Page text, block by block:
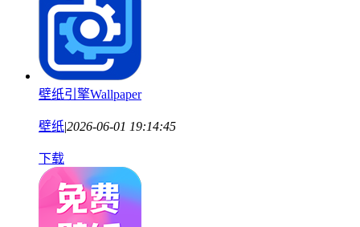
壁纸引擎Wallpaper
壁纸2026-06-01 19:14:45
下载